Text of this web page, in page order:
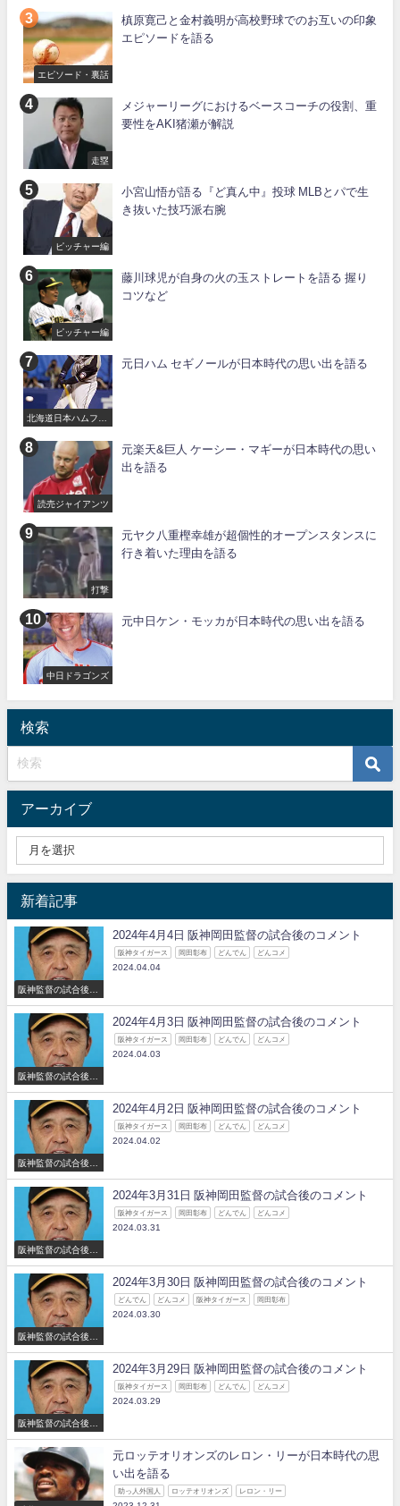
エピソード・裏話
槙原寛己と金村義明が高校野球でのお互いの印象
エピソードを語る
走塁
メジャーリーグにおけるベースコーチの役割、重
要性をAKI猪瀬が解説
ピッチャー編
小宮山悟が語る『ど真ん中』投球 MLBとパで生
き抜いた技巧派右腕
ピッチャー編
藤川球児が自身の火の玉ストレートを語る 握り
コツなど
北海道日本ハムファ
元日ハム セギノールが日本時代の思い出を語る
読売ジャイアンツ
元楽天&巨人 ケーシー・マギーが日本時代の思い
出を語る
打撃
元ヤク八重樫幸雄が超個性的オープンスタンスに
行き着いた理由を語る
中日ドラゴンズ
元中日ケン・モッカが日本時代の思い出を語る
検索
アーカイブ
新着記事
阪神監督の試合後の
コメント
2024年4月4日 阪神岡田監督の試合後のコメント
阪神タイガース 岡田彰布 どんでん どんコメ
2024.04.04
阪神監督の試合後の
コメント
2024年4月3日 阪神岡田監督の試合後のコメント
阪神タイガース 岡田彰布 どんでん どんコメ
2024.04.03
阪神監督の試合後の
コメント
2024年4月2日 阪神岡田監督の試合後のコメント
阪神タイガース 岡田彰布 どんでん どんコメ
2024.04.02
阪神監督の試合後の
コメント
2024年3月31日 阪神岡田監督の試合後のコメント
阪神タイガース 岡田彰布 どんでん どんコメ
2024.03.31
阪神監督の試合後の
コメント
2024年3月30日 阪神岡田監督の試合後のコメント
どんでん どんコメ 阪神タイガース 岡田彰布
2024.03.30
阪神監督の試合後の
コメント
2024年3月29日 阪神岡田監督の試合後のコメント
阪神タイガース 岡田彰布 どんでん どんコメ
2024.03.29
元ロッテオリオンズのレロン・リーが日本時代の思
い出を語る
助っ人外国人 ロッテオリオンズ レロン・リー